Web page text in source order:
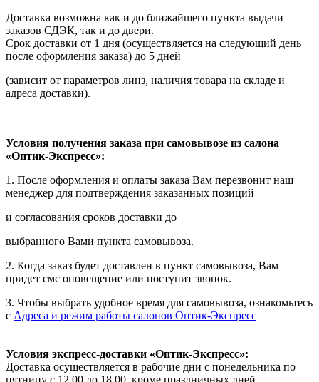
Доставка возможна как и до ближайшего пункта выдачи
заказов СДЭК, так и до двери.
Срок доставки от 1 дня (осуществляется на следующий день
после оформления заказа) до 5 дней
(зависит от параметров линз, наличия товара на складе и
адреса доставки).
Условия получения заказа при самовывозе из салона
«Оптик-Экспресс»:
1. После оформления и оплаты заказа Вам перезвонит наш
менеджер для подтверждения заказанных позиций
и согласования сроков доставки до
выбранного Вами пункта самовывоза.
2. Когда заказ будет доставлен в пункт самовывоза, Вам
придет смс оповещение или поступит звонок.
3. Чтобы выбрать удобное время для самовывоза, ознакомьтесь
с Адреса и режим работы салонов Оптик-Экспресс
Условия экспресс-доставки «Оптик-Экспресс»:
Доставка осуществляется в рабочие дни с понедельника по
пятницу с 12.00 до 18.00, кроме праздничных дней.